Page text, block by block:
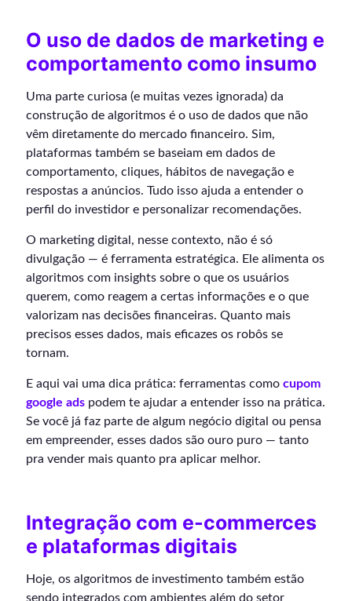
O uso de dados de marketing e
comportamento como insumo
Uma parte curiosa (e muitas vezes ignorada) da
construção de algoritmos é o uso de dados que não
vêm diretamente do mercado financeiro. Sim,
plataformas também se baseiam em dados de
comportamento, cliques, hábitos de navegação e
respostas a anúncios. Tudo isso ajuda a entender o
perfil do investidor e personalizar recomendações.
O marketing digital, nesse contexto, não é só
divulgação — é ferramenta estratégica. Ele alimenta os
algoritmos com insights sobre o que os usuários
querem, como reagem a certas informações e o que
valorizam nas decisões financeiras. Quanto mais
precisos esses dados, mais eficazes os robôs se
tornam.
E aqui vai uma dica prática: ferramentas como cupom
google ads podem te ajudar a entender isso na prática.
Se você já faz parte de algum negócio digital ou pensa
em empreender, esses dados são ouro puro — tanto
pra vender mais quanto pra aplicar melhor.
Integração com e-commerces
e plataformas digitais
Hoje, os algoritmos de investimento também estão
sendo integrados com ambientes além do setor